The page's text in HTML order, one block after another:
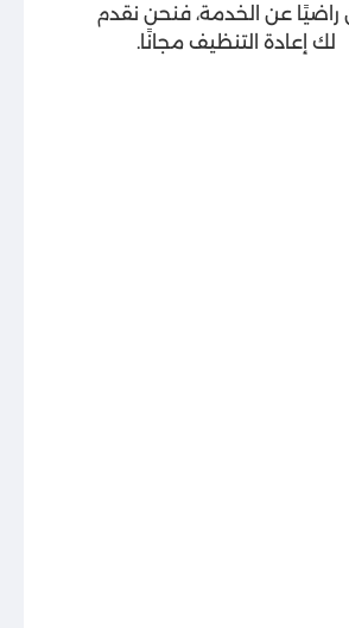
راضيًا عن الخدمة، فنحن نقدم
لك إعادة التنظيف مجانًا.